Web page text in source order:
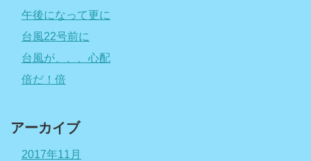
午後になって更に
台風22号前に
台風が、、、心配
倍だ！倍
アーカイブ
2017年11月